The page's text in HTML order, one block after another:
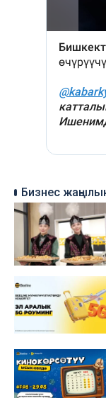
Бизнес